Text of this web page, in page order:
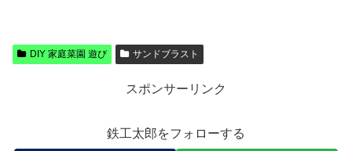
DIY 家庭菜園 遊び サンドブラスト
スポンサーリンク
鉄工太郎をフォローする